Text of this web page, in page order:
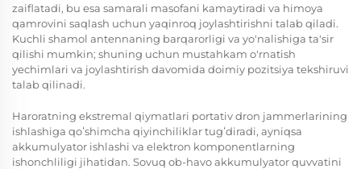
zaiflatadi, bu esa samarali masofani kamaytiradi va himoya
qamrovini saqlash uchun yaqinroq joylashtirishni talab qiladi.
Kuchli shamol antennaning barqarorligi va yo'nalishiga ta'sir
qilishi mumkin; shuning uchun mustahkam o'rnatish
yechimlari va joylashtirish davomida doimiy pozitsiya tekshiruvi
talab qilinadi.
Haroratning ekstremal qiymatlari portativ dron jammerlarining
ishlashiga qoʻshimcha qiyinchiliklar tugʻdiradi, ayniqsa
akkumulyator ishlashi va elektron komponentlarning
ishonchliligi jihatidan. Sovuq ob-havo akkumulyator quvvatini